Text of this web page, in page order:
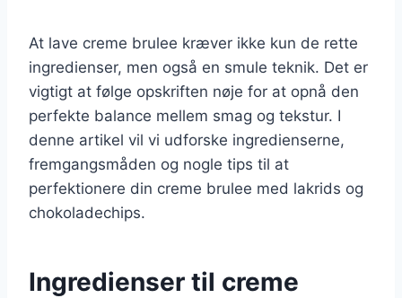
At lave creme brulee kræver ikke kun de rette
ingredienser, men også en smule teknik. Det er
vigtigt at følge opskriften nøje for at opnå den
perfekte balance mellem smag og tekstur. I
denne artikel vil vi udforske ingredienserne,
fremgangsmåden og nogle tips til at
perfektionere din creme brulee med lakrids og
chokoladechips.
Ingredienser til creme